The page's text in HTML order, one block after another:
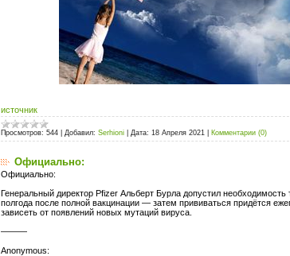
источник
Просмотров: 544 Добавил: Serhioni Дата: 18 Апреля 2021 Комментарии (0)
Официально:
Официально:
Генеральный директор Pfizer Альберт Бурла допустил
полгода после полной вакцинации — затем прививаться придётся
зависеть от появлений новых мутаций вируса.
———
Anonymous: